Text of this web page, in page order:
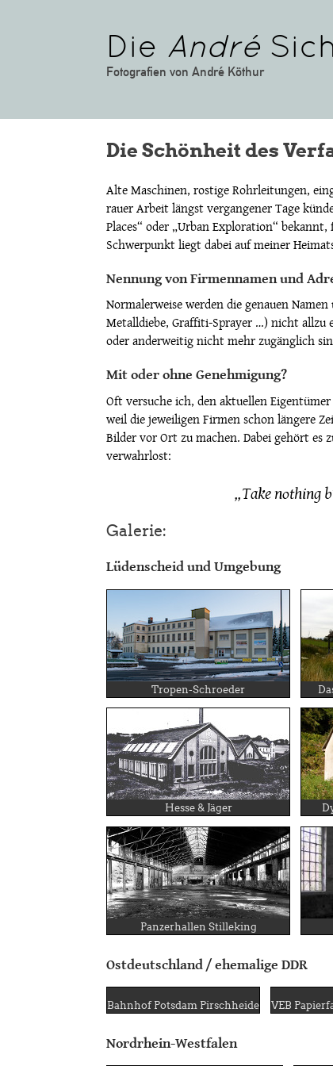
Die André
Fotografien von André Köthur
Die Schönheit des
Alte Maschinen, rostige Rohrleitungen,
rauer Arbeit längst vergangener Tage
Places“ oder „Urban Exploration“
Schwerpunkt liegt dabei auf meiner
Nennung von Firmennamen und
Normalerweise werden die genauen
Metalldiebe, Graffiti-Sprayer …) nicht allzu
oder anderweitig nicht mehr zugänglich
Mit oder ohne Genehmigung?
Oft versuche ich, den aktuellen
weil die jeweiligen Firmen schon längere
Bilder vor Ort zu machen. Dabei gehört es
verwahrlost:
„Take nothing
Galerie:
Lüdenscheid und Umgebung
Tropen-Schroeder
Hesse & Jäger
Panzerhallen Stilleking
Ostdeutschland / ehemalige DDR
Bahnhof Potsdam Pirschheide VEB
Nordrhein-Westfalen